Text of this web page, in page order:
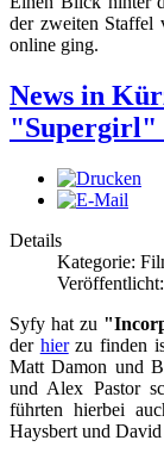
der zweiten Staffel
online ging.
News in
"Supergirl"
Details
Kategorie:
Syfy hat zu
der hierzu finden
Matt Damon und
und Alex Pastor
führten hierbei
Haysbert und